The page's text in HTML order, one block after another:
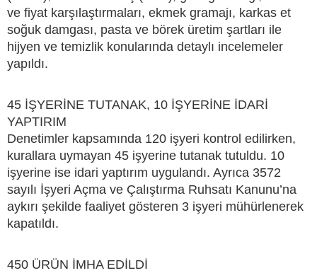
ve fiyat karşılaştırmaları, ekmek gramajı, karkas et
soğuk damgası, pasta ve börek üretim şartları ile
hijyen ve temizlik konularında detaylı incelemeler
yapıldı.
45 İŞYERİNE TUTANAK, 10 İŞYERİNE İDARİ
YAPTIRIM
Denetimler kapsamında 120 işyeri kontrol edilirken,
kurallara uymayan 45 işyerine tutanak tutuldu. 10
işyerine ise idari yaptırım uygulandı. Ayrıca 3572
sayılı İşyeri Açma ve Çalıştırma Ruhsatı Kanunu’na
aykırı şekilde faaliyet gösteren 3 işyeri mühürlenerek
kapatıldı.
450 ÜRÜN İMHA EDİLDİ